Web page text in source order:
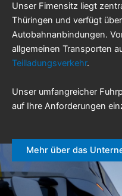
Unser Fimensitz liegt
Thüringen und verfügt
Autobahnanbindungen.
allgemeinen Transporten
Teilladungsverkehr.
Unser umfangreicher
auf Ihre Anforderungen
Mehr über das